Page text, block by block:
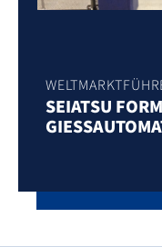
SEIATSU